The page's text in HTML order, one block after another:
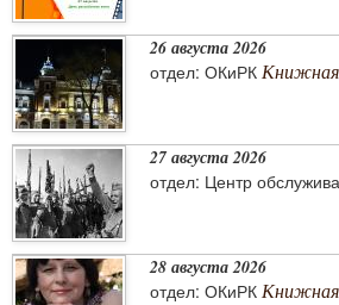
26 августа 2026
отдел: ОКиРК
27 августа 2026
отдел: Центр
28 августа 2026
отдел: ОКиРК Книжная